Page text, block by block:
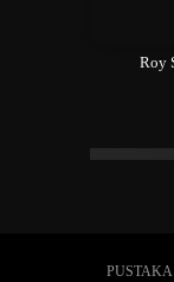
Roy
PUSTAKA